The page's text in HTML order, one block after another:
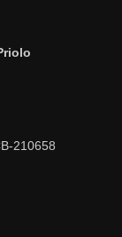
210658